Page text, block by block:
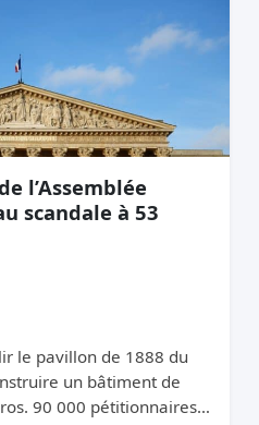
l’Assemblée
scandale à 53
le pavillon de 1888 du
un bâtiment de
90 000 pétitionnaires,